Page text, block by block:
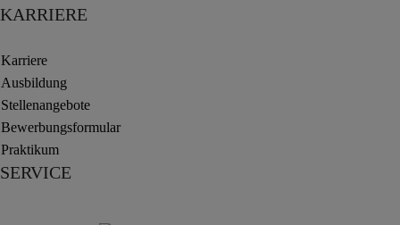
KARRIERE
Karriere
Ausbildung
Stellenangebote
Bewerbungsformular
Praktikum
SERVICE